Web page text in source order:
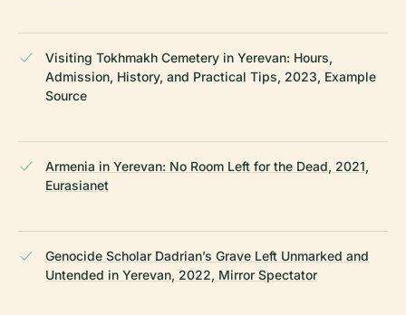
Visiting Tokhmakh Cemetery in Yerevan: Hours,
Admission, History, and Practical Tips, 2023, Example
Source
Armenia in Yerevan: No Room Left for the Dead, 2021,
Eurasianet
Genocide Scholar Dadrian’s Grave Left Unmarked and
Untended in Yerevan, 2022, Mirror Spectator